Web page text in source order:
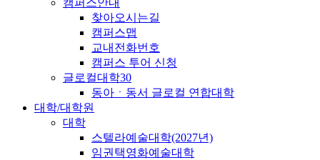
찾아오시는길
캠퍼스맵
교내전화번호
캠퍼스 투어 신청
글로컬대학30
동아ㆍ동서 글로컬 연합대학
대학/대학원
대학
스텔라예술대학(2027년)
임권택영화예술대학